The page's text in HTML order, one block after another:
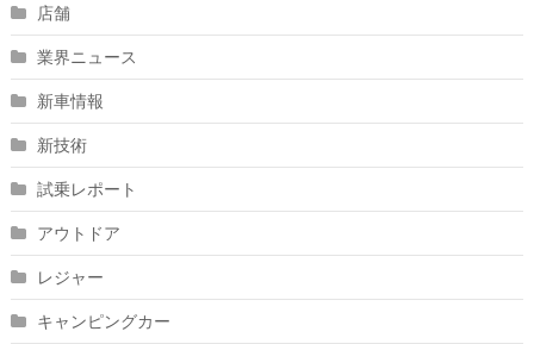
店舗
業界ニュース
新車情報
新技術
試乗レポート
アウトドア
レジャー
キャンピングカー